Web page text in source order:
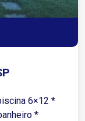
6×12 *
*